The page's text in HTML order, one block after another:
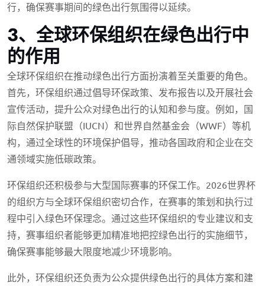
行，确保赛事期间的绿色出行氛围得以延续。
3、全球环保组织在绿色出行中
的作用
全球环保组织在推动绿色出行方面扮演着至关重要的角色。
首先，环保组织通过倡导环保政策、发布报告以及开展社会
宣传活动，提升公众对绿色出行的认知和参与度。例如，国
际自然保护联盟（IUCN）和世界自然基金会（WWF）等机
构，通过全球性的环境保护倡导，推动各国政府和企业在交
通领域实施低碳政策。
环保组织还积极参与大型国际赛事的环保工作。2026世界杯
的组织方与全球环保组织密切合作，在赛事的策划和执行过
程中引入绿色环保理念。通过这些环保组织的专业建议和支
持，赛事组织者能够更加精准地把控绿色出行的实施细节，
确保赛事能够最大限度地减少环境影响。
此外，环保组织还负责为公众提供绿色出行的具体方案和建